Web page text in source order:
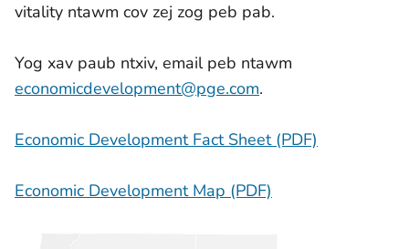
vitality ntawm cov zej zog peb pab.
Yog xav paub ntxiv, email peb ntawm
economicdevelopment@pge.com.
Economic Development Fact Sheet (PDF)
Economic Development Map (PDF)